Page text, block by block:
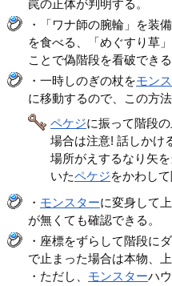
罠の正体が判明する。
・「ワナ師の腕輪」を装
を食べる、「めぐすり草
ことで偽階段を看破できる
・一時しのぎの杖をモン
に移動するので、この方
ペケジに振って階段
場合は注意! 話しかけ
場所がえするなり矢
いたペケジをかわし
・ モンスターに変身して
が無くても確認できる。
・座標をずらして階段に
で止まった場合は本物、
・ただし、 モンスターハ